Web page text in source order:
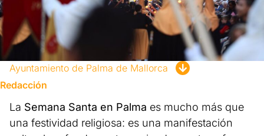
Ayuntamiento de Palma de Mallorca
Redacción
La Semana Santa en Palma es mucho más que
una festividad religiosa: es una manifestación